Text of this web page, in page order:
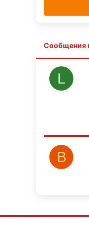
Сообщения
L
B